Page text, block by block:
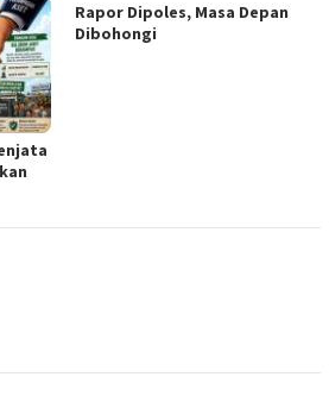
Rapor Dipoles, Masa Depan
Dibohongi